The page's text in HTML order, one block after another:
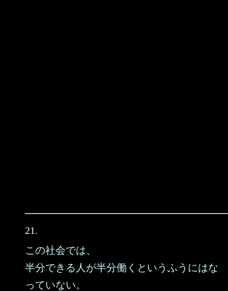
21.
この社会では、
半分できる人が半分働くというふうにはな
っていない。